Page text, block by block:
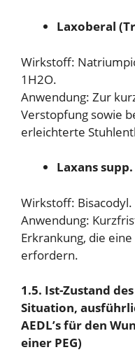
Laxoberal
Wirkstoff:
1H2O.
Anwendung: Zur
Verstopfung sowie
erleichterte
Laxans
Wirkstoff: Bisacodyl.
Anwendung:
Erkrankung, die
erfordern.
1.5. Ist-Zustand
Situation,
AEDL’s für den
einer PEG)